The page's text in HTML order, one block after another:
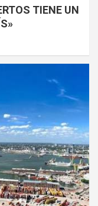
TIENE UN